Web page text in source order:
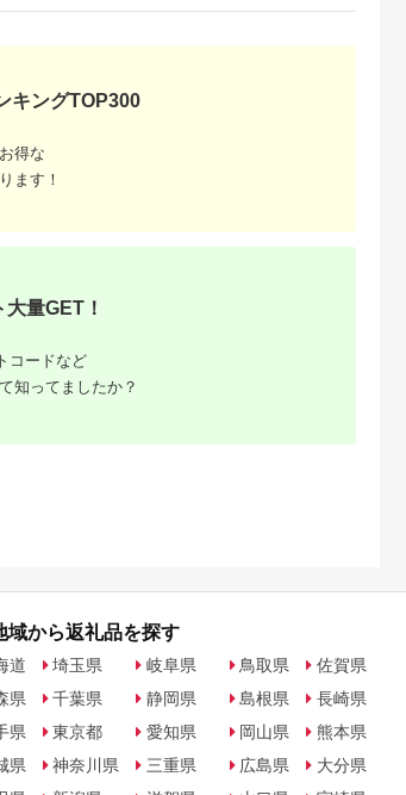
キングTOP300
得な
ます！
量GET！
コードなど
知ってましたか？
域から返礼品を探す
道
県
県
県
埼玉県
千葉県
東京都
神奈川県
岐阜県
静岡県
愛知県
三重県
鳥取県
島根県
岡山県
広島県
佐賀県
長崎県
熊本県
大分県